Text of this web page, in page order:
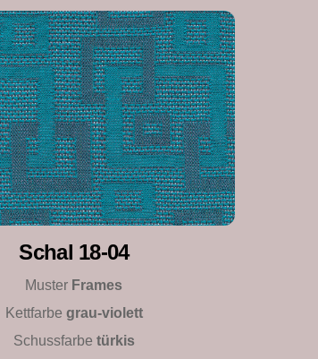
Schal 18-04
Muster Frames
Kettfarbe grau-violett
Schussfarbe türkis